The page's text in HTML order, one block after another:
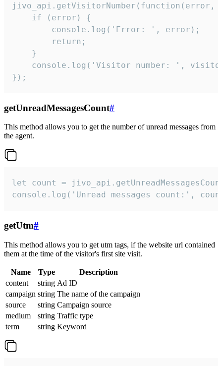
jivo_api.getVisitorNumber(function(error,
    if (error) {
        console.log('Error: ', error);
        return;
    }
console.log('Visitor number: ',
});
getUnreadMessagesCount#
This method allows you to get the number of unread messages from
the agent.
let count =
console.log('Unread messages count:',
getUtm#
This method allows you to get utm tags, if the website url contained
them at the time of the visitor's first site visit.
Name Type
Description
content
string Ad ID
campaign string The name of the campaign
source
string Campaign source
medium
string Traffic type
term
string Keyword